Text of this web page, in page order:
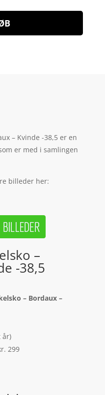
– Kvinde -38,5 er en
er med i samlingen
billeder her:
–
-38,5
– Bordaux –
år)
299